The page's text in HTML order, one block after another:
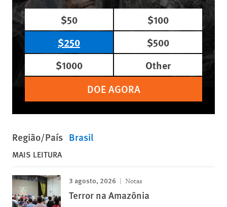
$50
$100
$250
$500
$1000
Other
DOE AGORA
Região/País Brasil
MAIS LEITURA
3 agosto, 2026 Notas
Terror na Amazônia